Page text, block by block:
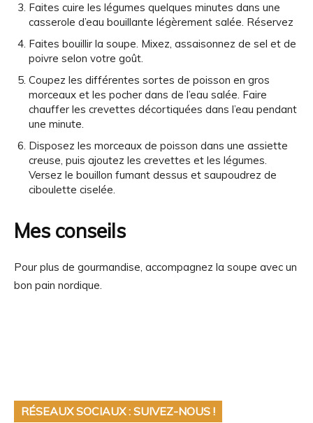
Faites cuire les légumes quelques minutes dans une
casserole d’eau bouillante légèrement salée. Réservez
Faites bouillir la soupe. Mixez, assaisonnez de sel et de
poivre selon votre goût.
Coupez les différentes sortes de poisson en gros
morceaux et les pocher dans de l’eau salée. Faire
chauffer les crevettes décortiquées dans l’eau pendant
une minute.
Disposez les morceaux de poisson dans une assiette
creuse, puis ajoutez les crevettes et les légumes.
Versez le bouillon fumant dessus et saupoudrez de
ciboulette ciselée.
Mes conseils
Pour plus de gourmandise, accompagnez la soupe avec un
bon pain nordique.
RÉSEAUX SOCIAUX : SUIVEZ-NOUS !